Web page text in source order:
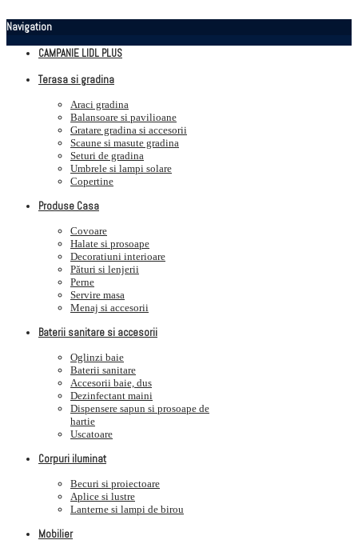
Navigation
CAMPANIE LIDL PLUS
Terasa si gradina
Araci gradina
Balansoare si pavilioane
Gratare gradina si accesorii
Scaune si masute gradina
Seturi de gradina
Umbrele si lampi solare
Copertine
Produse Casa
Covoare
Halate si prosoape
Decoratiuni interioare
Pături si lenjerii
Perne
Servire masa
Menaj si accesorii
Baterii sanitare si accesorii
Oglinzi baie
Baterii sanitare
Accesorii baie, dus
Dezinfectant maini
Dispensere sapun si prosoape de
hartie
Uscatoare
Corpuri iluminat
Becuri si proiectoare
Aplice si lustre
Lanterne si lampi de birou
Mobilier